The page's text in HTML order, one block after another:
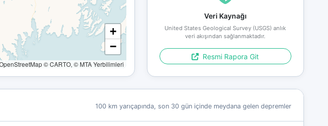
+
−
© CARTO, © MTA Yerbilimleri
Veri Kaynağı
United States Geological Survey (USGS) anlık
veri akışından sağlanmaktadır.
Resmi Rapora Git
100 km yarıçapında, son 30 gün içinde meydana gelen depremler